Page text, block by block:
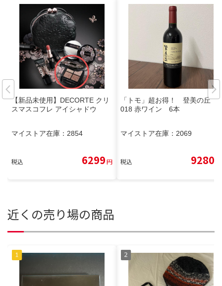
【新品未使用】DECORTE クリ
スマスコフレ アイシャドウ
マイストア在庫： 2854
税込 6299円
「トモ」超お得！ 登美の丘 2
018 赤ワイン 6本
マイストア在庫： 2069
税込 9280
近くの売り場の商品